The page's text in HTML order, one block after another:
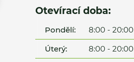
Otevírací doba:
Pondělí:
8:00 - 20:00
Úterý:
8:00 - 20:00